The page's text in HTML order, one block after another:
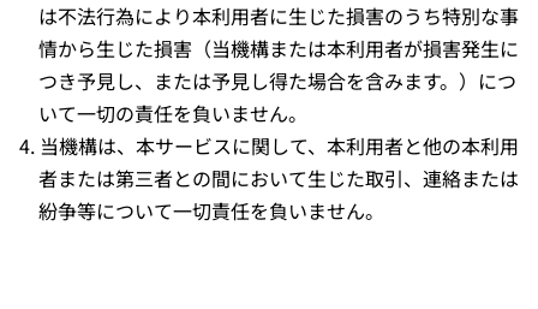
は不法行為により本利用者に生じた損害のうち特別な事
情から生じた損害（当機構または本利用者が損害発生に
つき予見し、または予見し得た場合を含みます。）につ
いて一切の責任を負いません。
当機構は、本サービスに関して、本利用者と他の本利用
者または第三者との間において生じた取引、連絡または
紛争等について一切責任を負いません。